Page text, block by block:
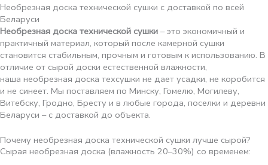
Необрезная доска технической сушки с доставкой по всей
Беларуси
Необрезная доска технической сушки – это экономичный и
практичный материал, который после камерной сушки
становится стабильным, прочным и готовым к использованию. В
отличие от сырой доски естественной влажности,
наша необрезная доска техсушки не дает усадки, не коробится
и не синеет. Мы поставляем по Минску, Гомелю, Могилеву,
Витебску, Гродно, Бресту и в любые города, поселки и деревни
Беларуси – с доставкой до объекта.
Почему необрезная доска технической сушки лучше сырой?
Сырая необрезная доска (влажность 20–30%) со временем: